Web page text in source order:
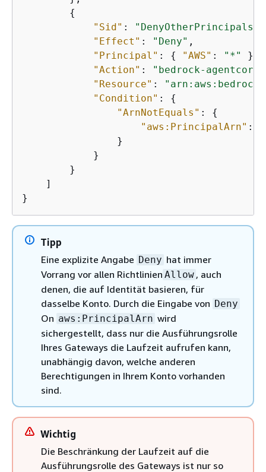
{
"Sid" : "DenyOtherPrincipals"
"Effect" : "Deny" ,
"Principal" : { "AWS" : "*"
},
"Action" :
"bedrock-
"Resource" :
"arn:aws:bedrock-
"Condition" : {
"ArnNotEquals" : {
"aws:PrincipalArn" :
                }
            }
        }
    ]
}
Tipp
Eine explizite Angabe Deny hat immer
Vorrang vor allen Richtlinien Allow , auch
denen, die auf Identität basieren, für
dasselbe Konto. Durch die Eingabe von Deny
On aws:PrincipalArn wird
sichergestellt, dass nur die Ausführungsrolle
Ihres Gateways die Laufzeit aufrufen kann,
unabhängig davon, welche anderen
Berechtigungen in Ihrem Konto vorhanden
sind.
Wichtig
Die Beschränkung der Laufzeit auf die
Ausführungsrolle des Gateways ist nur so